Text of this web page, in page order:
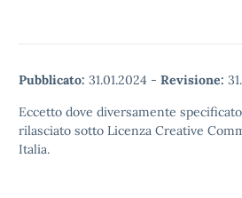
Pubblicato: 31.01.2024 - Revisione:
Eccetto dove diversamente
rilasciato sotto Licenza Creative
Italia.